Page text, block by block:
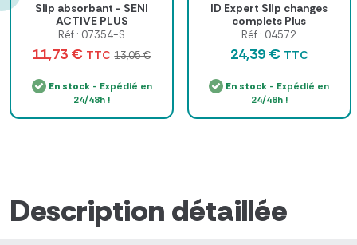
Slip absorbant - SENI
ACTIVE PLUS
Réf : 07354-S
11,73 € TTC 13,05 €
En stock- Expédié en
24/48h !
ID Expert Slip changes
complets Plus
Réf : 04572
24,39 € TTC
En stock - Expédié en
24/48h !
Description détaillée